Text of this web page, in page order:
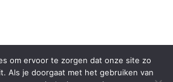
om ervoor te zorgen dat onze site zo
Als je doorgaat met het gebruiken van